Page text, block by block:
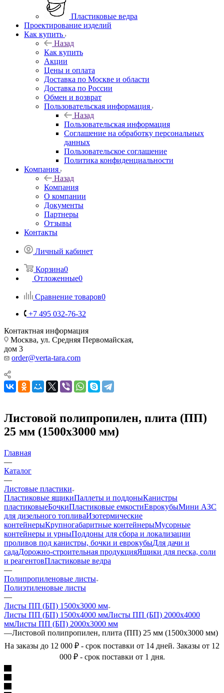
Пластиковые ведра
Проектирование изделий
Как купить
Назад
Как купить
Акции
Цены и оплата
Доставка по Москве и области
Доставка по России
Обмен и возврат
Пользовательская информация
Назад
Пользовательская информация
Соглашение на обработку персональных
данных
Пользовательское соглашение
Политика конфиденциальности
Компания
Назад
Компания
О компании
Документы
Партнеры
Отзывы
Контакты
Личный кабинет
Корзина0
Отложенные0
Сравнение товаров0
+7 495 032-76-32
Контактная информация
Москва, ул. Средняя Первомайская,
дом 3
order@verta-tara.com
Листовой полипропилен, плита (ПП)
25 мм (1500х3000 мм)
Главная
—
Каталог
—
Листовые пластики
Пластиковые ящикиПаллеты и поддоныКанистры
пластиковыеБочкиПластиковые емкостиЕврокубыМини АЗС
для дизельного топливаИзотермические
контейнерыКрупногабаритные контейнерыМусорные
контейнеры и урныПоддоны для сбора и локализации
проливов под канистры, бочки и еврокубыДля дачи и
садаДорожно-строительная продукцияЯщики для песка, соли
и реагентовПластиковые ведра
—
Полипропиленовые листы
Полиэтиленовые листы
—
Листы ПП (БП) 1500х3000 мм
Листы ПП (БП) 1500х4000 ммЛисты ПП (БП) 2000х4000
ммЛисты ПП (БП) 2000х3000 мм
—Листовой полипропилен, плита (ПП) 25 мм (1500х3000 мм)
На заказы до 12 000 ₽ - срок поставки от 14 дней. Заказы от 12
000 ₽ - срок поставки от 1 дня.